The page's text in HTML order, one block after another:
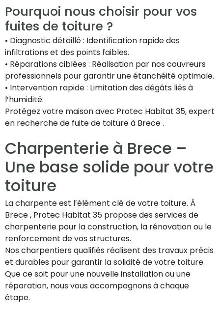
Pourquoi nous choisir pour vos
fuites de toiture ?
• Diagnostic détaillé : Identification rapide des
infiltrations et des points faibles.
• Réparations ciblées : Réalisation par nos couvreurs
professionnels pour garantir une étanchéité optimale.
• Intervention rapide : Limitation des dégâts liés à
l’humidité.
Protégez votre maison avec Protec Habitat 35, expert
en recherche de fuite de toiture à Brece .
Charpenterie à Brece –
Une base solide pour votre
toiture
La charpente est l’élément clé de votre toiture. À
Brece , Protec Habitat 35 propose des services de
charpenterie pour la construction, la rénovation ou le
renforcement de vos structures.
Nos charpentiers qualifiés réalisent des travaux précis
et durables pour garantir la solidité de votre toiture.
Que ce soit pour une nouvelle installation ou une
réparation, nous vous accompagnons à chaque
étape.